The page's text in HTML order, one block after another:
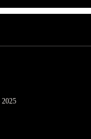
2025